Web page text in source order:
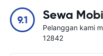
9.1 Sewa
Pelanggan kami
12842